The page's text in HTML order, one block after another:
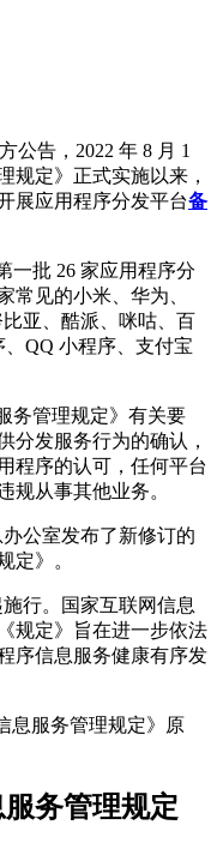
公告，2022 年 8 月 1
规定》正式实施以来，
展应用程序分发平台备
一批 26 家应用程序分
常见的小米、华为、
亚、酷派、咪咕、百
QQ 小程序、支付宝
务管理规定》有关要
分发服务行为的确认，
程序的认可，任何平台
规从事其他业务。
公室发布了新修订的
定》。
行。国家互联网信息
规定》旨在进一步依法
序信息服务健康有序发
息服务管理规定》原
务管理规定